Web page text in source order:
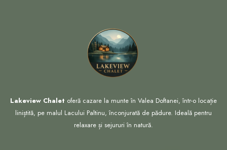
Lakeview Chalet oferă cazare la munte în Valea Doftanei, într-o locație
liniștită, pe malul Lacului Paltinu, înconjurată de pădure. Ideală pentru
relaxare și sejururi în natură.